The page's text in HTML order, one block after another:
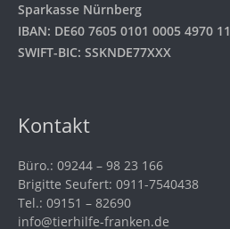
Sparkasse Nürnberg
IBAN: DE60 7605 0101 0005 4970 11
SWIFT-BIC: SSKNDE77XXX
Kontakt
Büro.: 09244 – 98 23 166
Brigitte Seufert: 0911-7540438
Tel.: 09151 – 82690
info@tierhilfe-franken.de